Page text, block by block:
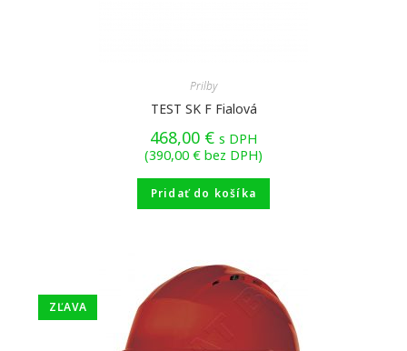
Prilby
TEST SK F Fialová
468,00 € s DPH
(390,00 € bez DPH)
Pridať do košíka
ZĽAVA